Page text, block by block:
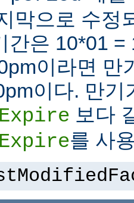
막으로 수정
간은 10*01
이라면 만
이다. 만기
보다
를 사